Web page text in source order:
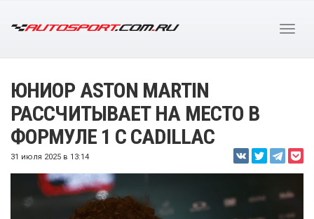
ЮНИОР ASTON MARTIN
РАССЧИТЫВАЕТ НА МЕСТО В
ФОРМУЛЕ 1 С CADILLAC
31 июля 2025 в 13:14